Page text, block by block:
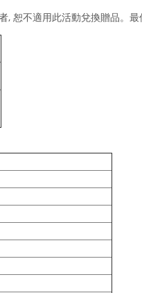
恕不適用此活動兌換贈品。最